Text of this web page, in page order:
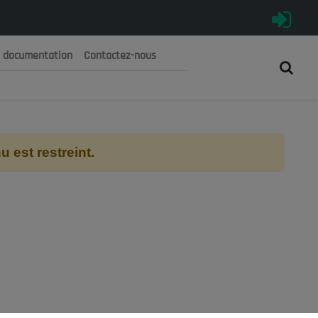
الجزائرية الديمقراطية الشعبية
documentation Contactez-nous
est restreint.